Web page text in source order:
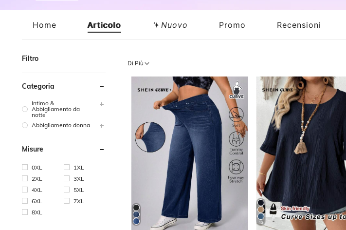
Home Articolo Nuovo Promo Recensioni
Filtro
Categoria
Intimo &
Abbigliamento da
notte
Abbigliamento donna
Misure
0XL
1XL
2XL
3XL
4XL
5XL
6XL
7XL
8XL
Di Più
13